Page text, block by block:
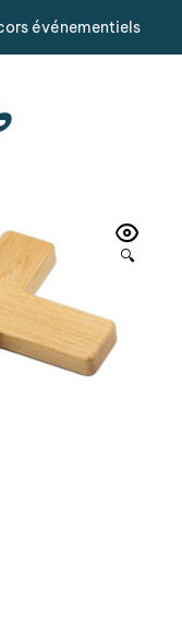
événementiels
🔍